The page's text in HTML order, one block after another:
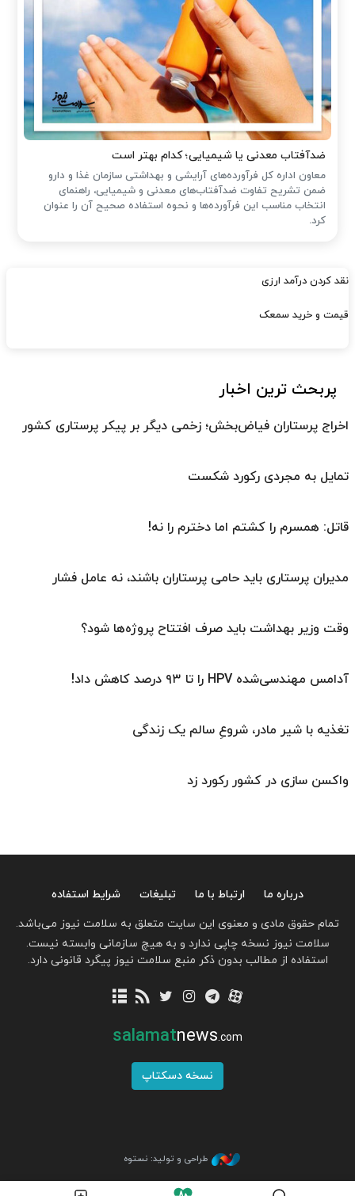
ضدآفتاب‌ معدنی یا شیمیایی؛ کدام بهتر است
معاون اداره کل فرآورده‌های آرایشی و بهداشتی سازمان غذا و دارو
ضمن تشریح تفاوت ضدآفتاب‌های معدنی و شیمیایی، راهنمای
انتخاب مناسب این فرآورده‌ها و نحوه استفاده صحیح آن را عنوان
کرد.
نقد کردن درآمد ارزی
قیمت و خرید سمعک
پربحث ترین اخبار
اخراج پرستاران فیاض‌بخش؛ زخمی دیگر بر پیکر پرستاری کشور
تمایل به مجردی رکورد شکست
قاتل: همسرم را کشتم اما دخترم را نه!
مدیران پرستاری باید حامی پرستاران باشند، نه عامل فشار
وقت وزیر بهداشت باید صرف افتتاح پروژه‌ها شود؟
آدامس مهندسی‌شده‌ HPV را تا ۹۳ درصد کاهش داد!
تغذیه با شیر مادر، شروعِ سالم یک زندگی
واکسن سازی در کشور رکورد زد
درباره ما ارتباط با ما تبلیغات
شرایط استفاده
تمام حقوق مادی و معنوی این سایت متعلق به سلامت نیوز می‌باشد.
سلامت نیوز نسخه چاپی ندارد و به هیچ سازمانی وابسته نیست.
استفاده از مطالب بدون ذکر منبع سلامت نیوز پیگرد قانونی دارد.
salamatnews.com
نسخه دسکتاپ
طراحی و تولید: نستوه